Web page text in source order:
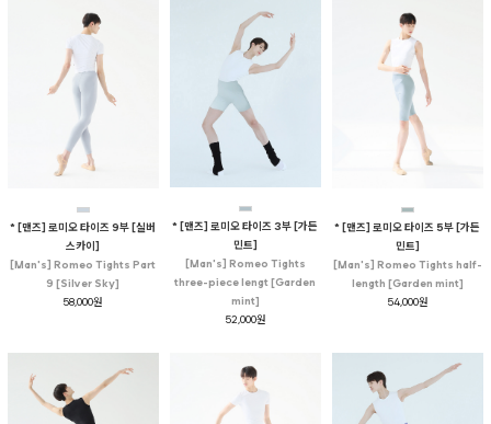
* [맨즈] 로미오 타이즈 9부 [실버
스카이]
[Man's] Romeo Tights Part
9 [Silver Sky]
58,000원
* [맨즈] 로미오 타이즈 3부 [가든
민트]
[Man's] Romeo Tights
three-piece lengt [Garden
mint]
52,000원
* [맨즈] 로미오 타이즈 5부 [가든
민트]
[Man's] Romeo Tights half-
length [Garden mint]
54,000원